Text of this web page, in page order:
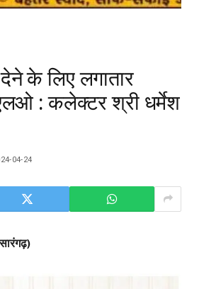
देने के लिए लगातार
: कलेक्टर श्री धर्मेश
04-24